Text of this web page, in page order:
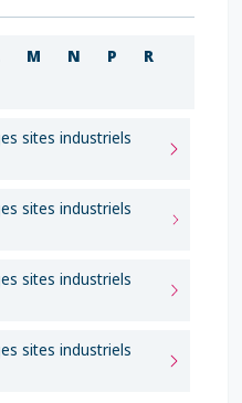
M N P
R
sites industriels
sites industriels
sites industriels
sites industriels